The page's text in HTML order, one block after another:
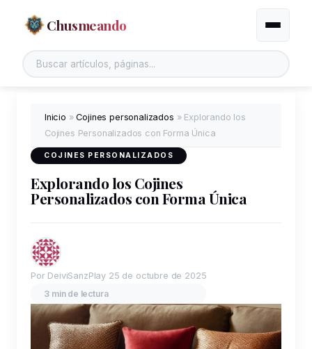
Chusmeando Alternar
Inicio »Cojines personalizados » Explorando los
Cojines Personalizados con Forma Única
COJINES PERSONALIZADOS
Explorando los Cojines
Personalizados con Forma Única
Por DeiviSanzPlay 25 de octubre de 2025
3 min de lectura